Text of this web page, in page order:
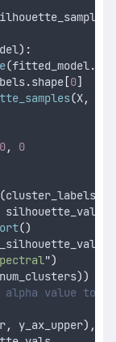
):
(fitted_model .
.shape[0]
(X,
0,
0
cluster_labels
()
")
num_clusters))
alpha value to
, y_ax_upper),